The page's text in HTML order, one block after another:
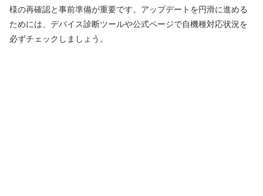
様の再確認と事前準備が重要です。アップデートを円滑に進める
ためには、デバイス診断ツールや公式ページで自機種対応状況を
必ずチェックしましょう。